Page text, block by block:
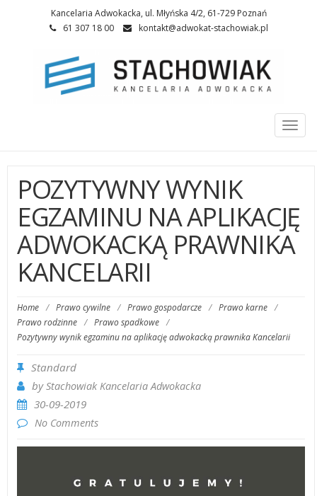
Kancelaria Adwokacka, ul. Młyńska 4/2, 61-729 Poznań
61 307 18 00
kontakt@adwokat-stachowiak.pl
POZYTYWNY WYNIK
EGZAMINU NA APLIKACJĘ
ADWOKACKĄ PRAWNIKA
KANCELARII
Home / Prawo cywilne / Prawo gospodarcze / Prawo karne /
Prawo rodzinne / Prawo spadkowe /
Pozytywny wynik egzaminu na aplikację adwokacką prawnika Kancelarii
Standard
byStachowiak Kancelaria Adwokacka
30-09-2019
No Comments